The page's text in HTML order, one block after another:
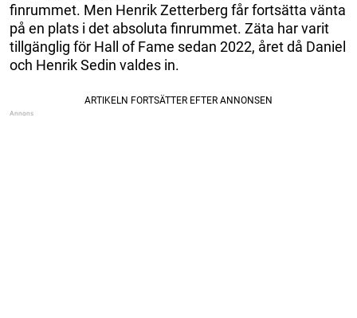
finrummet. Men Henrik Zetterberg får fortsätta vänta
på en plats i det absoluta finrummet. Zäta har varit
tillgänglig för Hall of Fame sedan 2022, året då Daniel
och Henrik Sedin valdes in.